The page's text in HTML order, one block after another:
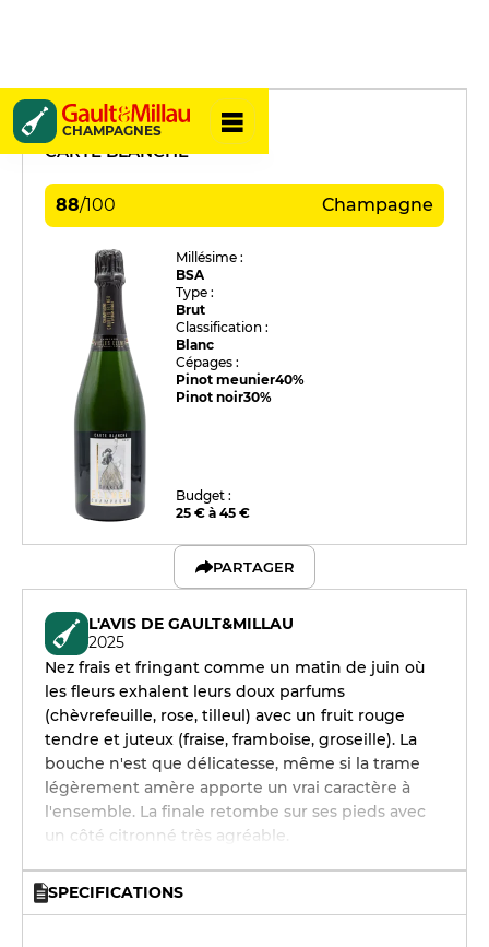
CHAMPAGNES
Charles Ellner
CARTE BLANCHE
88/100 Champagne
Millésime :
BSA
Type :
Brut
Classification :
Blanc
Cépages :
Pinot meunier40%
Pinot noir30%
Budget :
25 € à 45 €
PARTAGER
L'AVIS DE GAULT&MILLAU
2025
Nez frais et fringant comme un matin de juin où
les fleurs exhalent leurs doux parfums
(chèvrefeuille, rose, tilleul) avec un fruit rouge
tendre et juteux (fraise, framboise, groseille). La
bouche n'est que délicatesse, même si la trame
légèrement amère apporte un vrai caractère à
l'ensemble. La finale retombe sur ses pieds avec
un côté citronné très agréable.
SPECIFICATIONS